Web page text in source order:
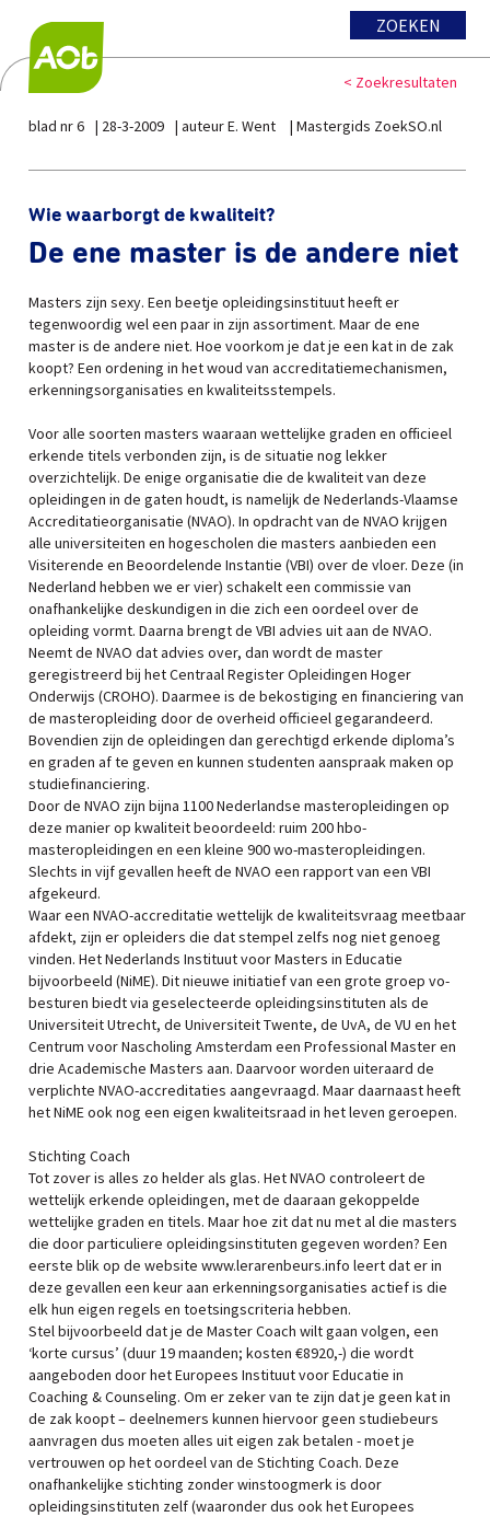
ZOEKEN
< Zoekresultaten
blad nr 6 28-3-2009 auteur E. Went Mastergids ZoekSO.nl
Wie waarborgt de kwaliteit?
De ene master is de andere niet
Masters zijn sexy. Een beetje opleidingsinstituut heeft er
tegenwoordig wel een paar in zijn assortiment. Maar de ene
master is de andere niet. Hoe voorkom je dat je een kat in de zak
koopt? Een ordening in het woud van accreditatiemechanismen,
erkenningsorganisaties en kwaliteitsstempels.
Voor alle soorten masters waaraan wettelijke graden en officieel
erkende titels verbonden zijn, is de situatie nog lekker
overzichtelijk. De enige organisatie die de kwaliteit van deze
opleidingen in de gaten houdt, is namelijk de Nederlands-Vlaamse
Accreditatieorganisatie (NVAO). In opdracht van de NVAO krijgen
alle universiteiten en hogescholen die masters aanbieden een
Visiterende en Beoordelende Instantie (VBI) over de vloer. Deze (in
Nederland hebben we er vier) schakelt een commissie van
onafhankelijke deskundigen in die zich een oordeel over de
opleiding vormt. Daarna brengt de VBI advies uit aan de NVAO.
Neemt de NVAO dat advies over, dan wordt de master
geregistreerd bij het Centraal Register Opleidingen Hoger
Onderwijs (CROHO). Daarmee is de bekostiging en financiering van
de masteropleiding door de overheid officieel gegarandeerd.
Bovendien zijn de opleidingen dan gerechtigd erkende diploma’s
en graden af te geven en kunnen studenten aanspraak maken op
studiefinanciering.
Door de NVAO zijn bijna 1100 Nederlandse masteropleidingen op
deze manier op kwaliteit beoordeeld: ruim 200 hbo-
masteropleidingen en een kleine 900 wo-masteropleidingen.
Slechts in vijf gevallen heeft de NVAO een rapport van een VBI
afgekeurd.
Waar een NVAO-accreditatie wettelijk de kwaliteitsvraag meetbaar
afdekt, zijn er opleiders die dat stempel zelfs nog niet genoeg
vinden. Het Nederlands Instituut voor Masters in Educatie
bijvoorbeeld (NiME). Dit nieuwe initiatief van een grote groep vo-
besturen biedt via geselecteerde opleidingsinstituten als de
Universiteit Utrecht, de Universiteit Twente, de UvA, de VU en het
Centrum voor Nascholing Amsterdam een Professional Master en
drie Academische Masters aan. Daarvoor worden uiteraard de
verplichte NVAO-accreditaties aangevraagd. Maar daarnaast heeft
het NiME ook nog een eigen kwaliteitsraad in het leven geroepen.
Stichting Coach
Tot zover is alles zo helder als glas. Het NVAO controleert de
wettelijk erkende opleidingen, met de daaraan gekoppelde
wettelijke graden en titels. Maar hoe zit dat nu met al die masters
die door particuliere opleidingsinstituten gegeven worden? Een
eerste blik op de website www.lerarenbeurs.info leert dat er in
deze gevallen een keur aan erkenningsorganisaties actief is die
elk hun eigen regels en toetsingscriteria hebben.
Stel bijvoorbeeld dat je de Master Coach wilt gaan volgen, een
‘korte cursus’ (duur 19 maanden; kosten €8920,-) die wordt
aangeboden door het Europees Instituut voor Educatie in
Coaching & Counseling. Om er zeker van te zijn dat je geen kat in
de zak koopt – deelnemers kunnen hiervoor geen studiebeurs
aanvragen dus moeten alles uit eigen zak betalen - moet je
vertrouwen op het oordeel van de Stichting Coach. Deze
onafhankelijke stichting zonder winstoogmerk is door
opleidingsinstituten zelf (waaronder dus ook het Europees